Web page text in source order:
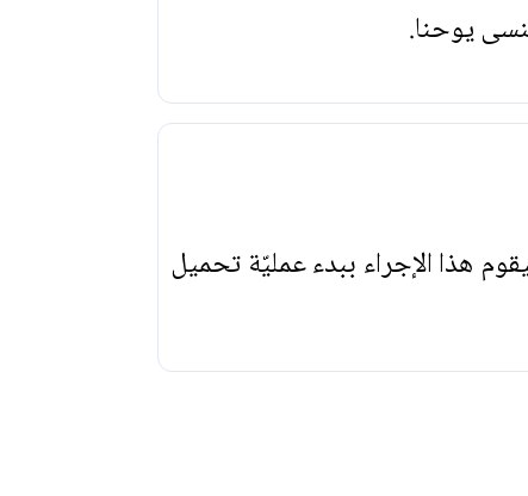
يوحنا.
هذا الإجراء ببدء عمليّة تحميل